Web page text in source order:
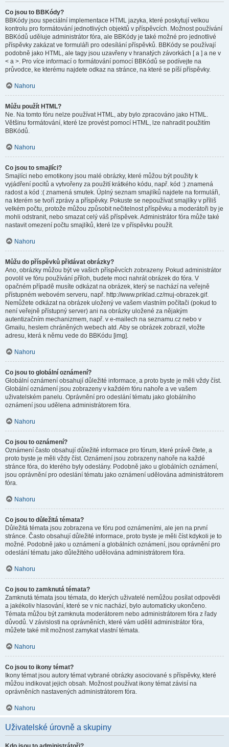
Co jsou to BBKódy?
BBKódy jsou speciální implementace HTML jazyka, které poskytují velkou
kontrolu pro formátování jednotlivých objektů v příspěvcích. Možnost používání
BBKódů uděluje administrátor fóra, ale BBKódy je také možné pro jednotlivé
příspěvky zakázat ve formuláři pro odesílání příspěvků. BBKódy se používají
podobně jako HTML, ale tagy jsou uzavřeny v hranatých závorkách [ a ] a ne v
< a >. Pro více informací o formátování pomocí BBKódů se podívejte na
průvodce, ke kterému najdete odkaz na stránce, na které se píší příspěvky.
Nahoru
Můžu použít HTML?
Ne. Na tomto fóru nelze používat HTML, aby bylo zpracováno jako HTML.
Většinu formátování, které lze provést pomocí HTML, lze nahradit použitím
BBKódů.
Nahoru
Co jsou to smajlíci?
Smajlíci nebo emotikony jsou malé obrázky, které můžou být použity k
vyjádření pocitů a vytvořeny za použití krátkého kódu, např. kód :) znamená
radost a kód :( znamená smutek. Úplný seznam smajlíků najdete na formuláři,
na kterém se tvoří zprávy a příspěvky. Pokuste se nepoužívat smajlíky v příliš
velkém počtu, protože můžou způsobit nečitelnost příspěvku a moderátoři by je
mohli odstranit, nebo smazat celý váš příspěvek. Administrátor fóra může také
nastavit omezení počtu smajlíků, které lze v příspěvku použít.
Nahoru
Můžu do příspěvků přidávat obrázky?
Ano, obrázky můžou být ve vašich příspěvcích zobrazeny. Pokud administrátor
povolil ve fóru používání příloh, budete moci nahrát obrázek do fóra. V
opačném případě musíte odkázat na obrázek, který se nachází na veřejně
přístupném webovém serveru, např. http://www.priklad.cz/muj-obrazek.gif.
Nemůžete odkázat na obrázek uložený ve vašem vlastním počítači (pokud to
není veřejně přístupný server) ani na obrázky uložené za nějakým
autentizačním mechanizmem, např. v e-mailech na seznamu.cz nebo v
Gmailu, heslem chráněných webech atd. Aby se obrázek zobrazil, vložte
adresu, která k němu vede do BBKódu [img].
Nahoru
Co jsou to globální oznámení?
Globální oznámení obsahují důležité informace, a proto byste je měli vždy číst.
Globální oznámení jsou zobrazeny v každém fóru nahoře a ve vašem
uživatelském panelu. Oprávnění pro odeslání tématu jako globálního
oznámení jsou udělena administrátorem fóra.
Nahoru
Co jsou to oznámení?
Oznámení často obsahují důležité informace pro fórum, které právě čtete, a
proto byste je měli vždy číst. Oznámení jsou zobrazeny nahoře na každé
stránce fóra, do kterého byly odeslány. Podobně jako u globálních oznámení,
jsou oprávnění pro odeslání tématu jako oznámení udělována administrátorem
fóra.
Nahoru
Co jsou to důležitá témata?
Důležitá témata jsou zobrazena ve fóru pod oznámeními, ale jen na první
stránce. Často obsahují důležité informace, proto byste je měli číst kdykoli je to
možné. Podobně jako u oznámení a globálních oznámení, jsou oprávnění pro
odeslání tématu jako důležitého udělována administrátorem fóra.
Nahoru
Co jsou to zamknutá témata?
Zamknutá témata jsou témata, do kterých uživatelé nemůžou posílat odpovědi
a jakékoliv hlasování, které se v nic nachází, bylo automaticky ukončeno.
Témata můžou být zamknuta moderátorem nebo administrátorem fóra z řady
důvodů. V závislosti na oprávněních, které vám udělil administrátor fóra,
můžete také mít možnost zamykat vlastní témata.
Nahoru
Co jsou to ikony témat?
Ikony témat jsou autory témat vybrané obrázky asociované s příspěvky, které
můžou indikovat jejich obsah. Možnost používat ikony témat závisí na
oprávněních nastavených administrátorem fóra.
Nahoru
Uživatelské úrovně a skupiny